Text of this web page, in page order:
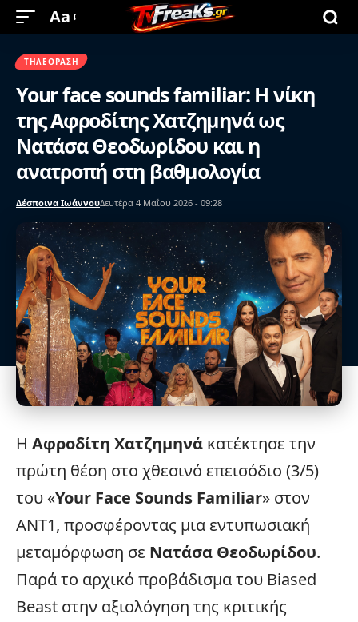
Aa
ΤΗΛΕΌΡΑΣΗ
Your face sounds familiar: Η νίκη
της Αφροδίτης Χατζημηνά ως
Νατάσα Θεοδωρίδου και η
ανατροπή στη βαθμολογία
Δέσποινα ΙωάννουΔευτέρα 4 Μαΐου 2026 - 09:28
Η Αφροδίτη Χατζημηνά κατέκτησε την
πρώτη θέση στο χθεσινό επεισόδιο (3/5)
του «Your Face Sounds Familiar» στον
ΑΝΤ1, προσφέροντας μια εντυπωσιακή
μεταμόρφωση σε Νατάσα Θεοδωρίδου.
Παρά το αρχικό προβάδισμα του Biased
Beast στην αξιολόγηση της κριτικής